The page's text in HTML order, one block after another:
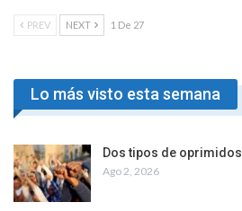
PREV NEXT 1 De 27
Lo más visto esta semana
Dos tipos de oprimidos
Ago 2, 2026